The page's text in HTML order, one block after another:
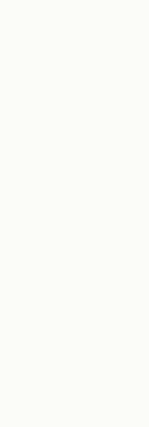
Cet
accueillir des
Voir ses
Le Chazelay
pied du
grande
Accessible aux
cuisine
y en a pour
retourner skier
d’une pause
jour, grillades
salades, plats